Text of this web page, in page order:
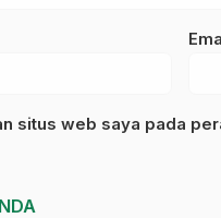
situs web saya pada